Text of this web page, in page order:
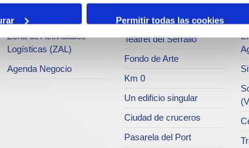
Permitir todas las cookies
Intermodalidad
Zona de Actividades
Logísticas (ZAL)
Agenda Negocio
Museo del Port
Teatret del Serrallo
Fondo de Arte
Km 0
Un edificio singular
Ciudad de cruceros
Pasarela del Port